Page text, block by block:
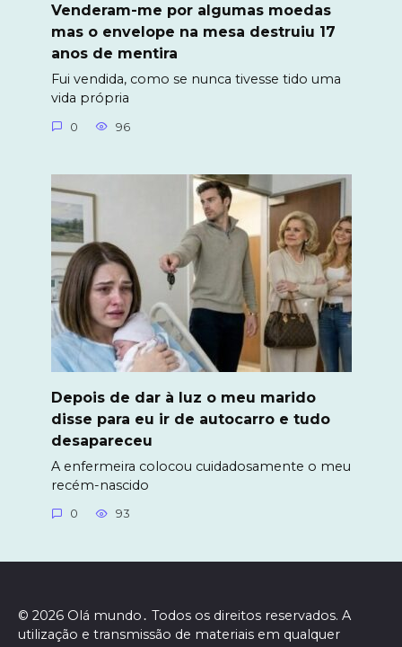
Venderam-me por algumas moedas
mas o envelope na mesa destruiu 17
anos de mentira
Fui vendida, como se nunca tivesse tido uma
vida própria
0 96
Depois de dar à luz o meu marido
disse para eu ir de autocarro e tudo
desapareceu
A enfermeira colocou cuidadosamente o meu
recém-nascido
0 93
© 2026 Olá mundo․ Todos os direitos reservados. A
utilização e transmissão de materiais em qualquer